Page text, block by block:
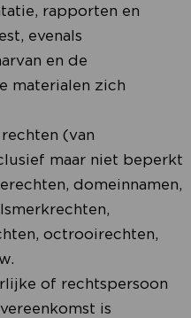
rapporten en
evenals
en de
materialen zich
(van
maar niet beperkt
domeinnamen,
octrooirechten,
of rechtspersoon
is